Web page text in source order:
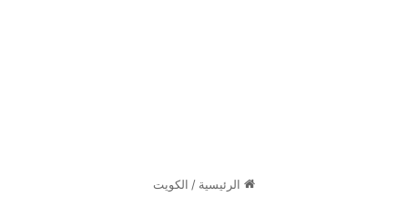
الرئيسية / الكويت